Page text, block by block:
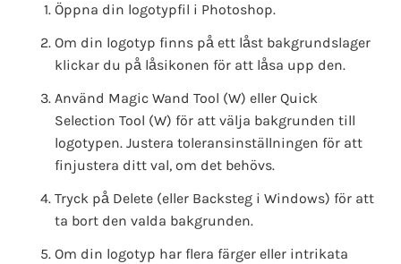
Öppna din logotypfil i Photoshop.
Om din logotyp finns på ett låst bakgrundslager
klickar du på låsikonen för att låsa upp den.
Använd Magic Wand Tool (W) eller Quick
Selection Tool (W) för att välja bakgrunden till
logotypen. Justera toleransinställningen för att
finjustera ditt val, om det behövs.
Tryck på Delete (eller Backsteg i Windows) för att
ta bort den valda bakgrunden.
Om din logotyp har flera färger eller intrikata